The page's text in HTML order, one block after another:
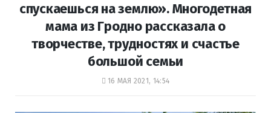
спускаешься на землю». Многодетная
мама из Гродно рассказала о
творчестве, трудностях и счастье
большой семьи
16 МАЯ 2021, 14:54